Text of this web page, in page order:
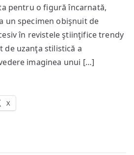
pentru o figură încarnată,
un specimen obişnuit de
în revistele ştiinţifice trendy
de uzanţa stilistică a
imaginea unui […]
X